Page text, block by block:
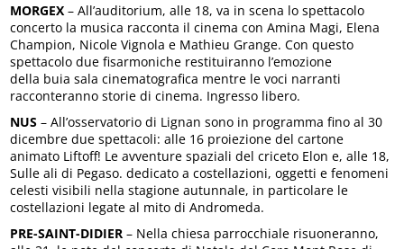
MORGEX – All’auditorium, alle 18, va in scena lo spettacolo
concerto la musica racconta il cinema con Amina Magi, Elena
Champion, Nicole Vignola e Mathieu Grange. Con questo
spettacolo due fisarmoniche restituiranno l’emozione
della buia sala cinematografica mentre le voci narranti
racconteranno storie di cinema. Ingresso libero.
NUS – All’osservatorio di Lignan sono in programma fino al 30
dicembre due spettacoli: alle 16 proiezione del cartone
animato Liftoff! Le avventure spaziali del criceto Elon e, alle 18,
Sulle ali di Pegaso. dedicato a costellazioni, oggetti e fenomeni
celesti visibili nella stagione autunnale, in particolare le
costellazioni legate al mito di Andromeda.
PRE-SAINT-DIDIER – Nella chiesa parrocchiale risuoneranno,